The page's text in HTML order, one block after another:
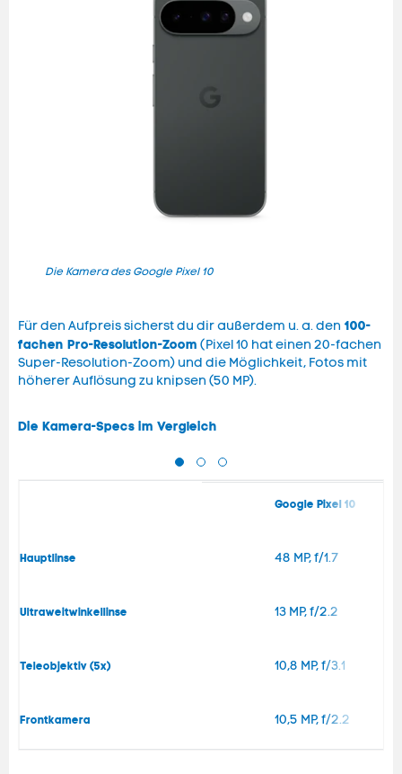
Die Kamera des Google Pixel 10
Für den Aufpreis sicherst du dir außerdem u. a. den 100-
fachen Pro-Resolution-Zoom (Pixel 10 hat einen 20-fachen
Super-Resolution-Zoom) und die Möglichkeit, Fotos mit
höherer Auflösung zu knipsen (50 MP).
Die Kamera-Specs im Vergleich
Google Pixel 10
Hauptlinse 48 MP, f/1.7
Ultraweitwinkellinse 13 MP, f/2.2
Teleobjektiv (5x) 10,8 MP, f/3.1
Frontkamera 10,5 MP, f/2.2